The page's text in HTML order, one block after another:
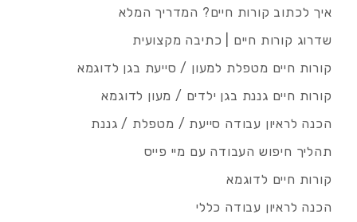
איך לכתוב קורות חיים? המדריך המלא
שדרוג קורות חיים | כתיבה מקצועית
קורות חיים מטפלת למעון / סייעת בגן לדוגמא
קורות חיים גננת בגן ילדים / מעון לדוגמא
הכנה לראיון עבודה סייעת / מטפלת / גננת
תהליך חיפוש העבודה עם מיי פייס
קורות חיים לדוגמא
הכנה לראיון עבודה כללי